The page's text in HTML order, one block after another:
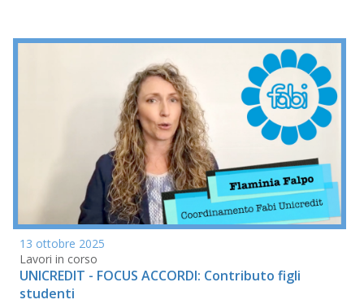
13 ottobre 2025
Lavori in corso
UNICREDIT - FOCUS ACCORDI: Contributo figli
studenti